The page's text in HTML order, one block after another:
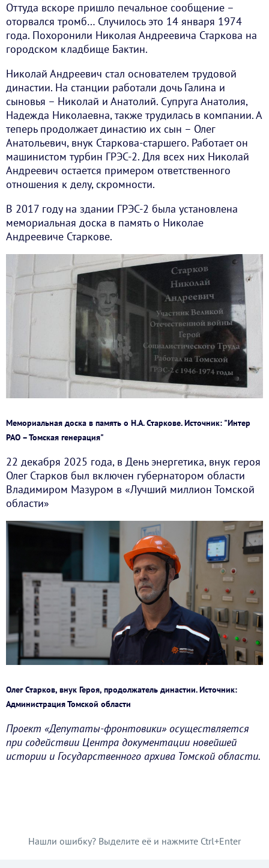
Оттуда вскоре пришло печальное сообщение –
оторвался тромб… Случилось это 14 января 1974
года. Похоронили Николая Андреевича Старкова на
городском кладбище Бактин.
Николай Андреевич стал основателем трудовой
династии. На станции работали дочь Галина и
сыновья – Николай и Анатолий. Супруга Анатолия,
Надежда Николаевна, также трудилась в компании. А
теперь продолжает династию их сын – Олег
Анатольевич, внук Старкова-старшего. Работает он
машинистом турбин ГРЭС-2. Для всех них Николай
Андреевич остается примером ответственного
отношения к делу, скромности.
В 2017 году на здании ГРЭС-2 была установлена
мемориальная доска в память о Николае
Андреевиче Старкове.
Мемориальная доска в память о Н.А. Старкове. Источник: "Интер
РАО – Томская генерация"
22 декабря 2025 года, в День энергетика, внук героя
Олег Старков был включен губернатором области
Владимиром Мазуром в «Лучший миллион Томской
области»
Олег Старков, внук Героя, продолжатель династии. Источник:
Администрация Томской области
Проект «Депутаты-фронтовики» осуществляется
при содействии Центра документации новейшей
истории и Государственного архива Томской области.
Нашли ошибку? Выделите её и нажмите Ctrl+Enter